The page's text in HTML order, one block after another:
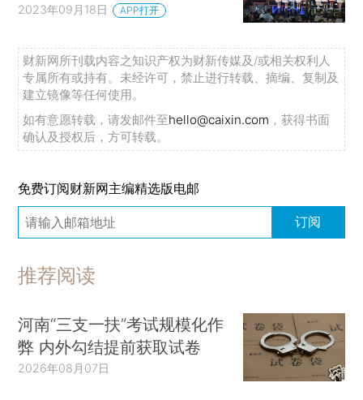
2023年09月18日 APP打开
财新网所刊载内容之知识产权为财新传媒及/或相关权利人
专属所有或持有。未经许可，禁止进行转载、摘编、复制及
建立镜像等任何使用。
如有意愿转载，请发邮件至hello@caixin.com ，获得书面
确认及授权后，方可转载。
免费订阅财新网主编精选版电邮
订阅
推荐阅读
河南“三支一扶”考试规模化作
弊 内外勾结提前获取试卷
2026年08月07日